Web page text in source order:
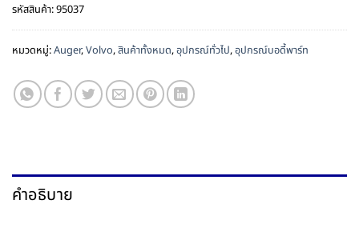
รหัสสินค้า:95037
หมวดหมู่:Auger,Volvo,สินค้าทั้งหมด,อุปกรณ์ทั่วไป,อุปกรณ์บอดี้พาร์ท
คำอธิบาย